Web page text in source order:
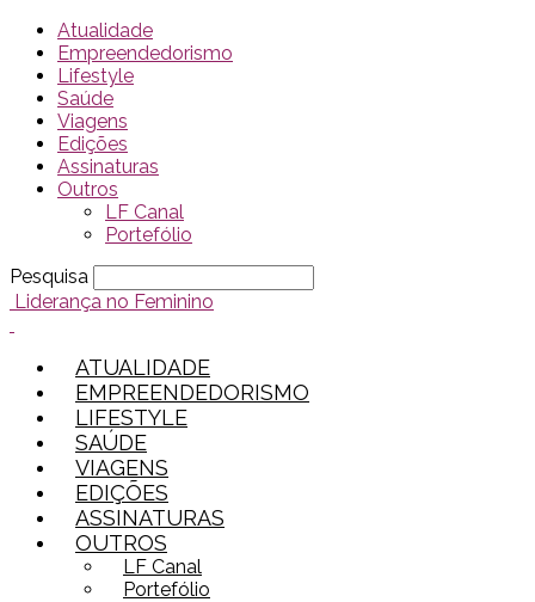
Atualidade
Empreendedorismo
Lifestyle
Saúde
Viagens
Edições
Assinaturas
Outros
LF Canal
Portefólio
Pesquisa
Liderança no Feminino
ATUALIDADE
EMPREENDEDORISMO
LIFESTYLE
SAÚDE
VIAGENS
EDIÇÕES
ASSINATURAS
OUTROS
LF Canal
Portefólio